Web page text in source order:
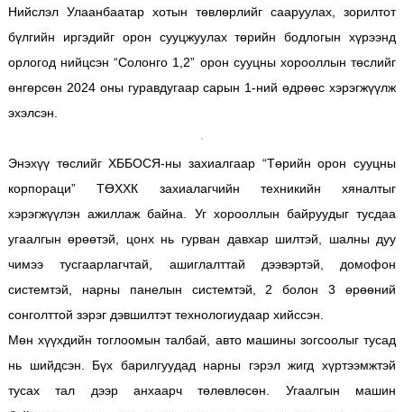
Нийслэл Улаанбаатар хотын төвлөрлийг сааруулах, зорилтот
бүлгийн иргэдийг орон сууцжуулах төрийн бодлогын хүрээнд
орлогод нийцсэн “Солонго 1,2” орон сууцны хорооллын төслийг
өнгөрсөн 2024 оны гуравдугаар сарын 1-ний өдрөөс хэрэгжүүлж
эхэлсэн.
Энэхүү төслийг ХББОСЯ-ны захиалгаар “Төрийн орон сууцны
корпораци” ТӨХХК захиалагчийн техникийн хяналтыг
хэрэгжүүлэн ажиллаж байна. Уг хорооллын байруудыг тусдаа
угаалгын өрөөтэй, цонх нь гурван давхар шилтэй, шалны дуу
чимээ тусгаарлагчтай, ашиглалттай дээвэртэй, домофон
системтэй, нарны панелын системтэй, 2 болон 3 өрөөний
сонголттой зэрэг дэвшилтэт технологиудаар хийссэн.
Мөн хүүхдийн тоглоомын талбай, авто машины зогсоолыг тусад
нь шийдсэн. Бүх барилгуудад нарны гэрэл жигд хүртээмжтэй
тусах тал дээр анхаарч төлөвлөсөн. Угаалгын машин